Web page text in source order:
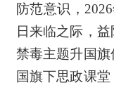
防范意识，
日来临之际，
禁毒主题升国
国旗下思政课